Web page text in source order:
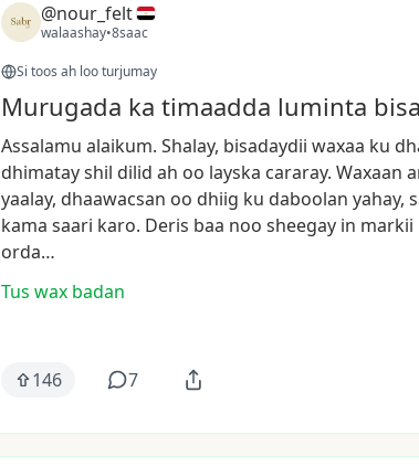
@nour_felt
walaashay•8saac
Si toos ah loo turjumay
Murugada ka timaadda luminta
Assalamu alaikum. Shalay, bisadaydii waxaa ku
dhimatayshil dilid ah oo layska cararay. Waxaan
yaalay, dhaawacsan oo dhiig ku daboolan yahay,
kama saari karo. Deris baa noo sheegay in markii
orda…
Tus wax badan
146 7